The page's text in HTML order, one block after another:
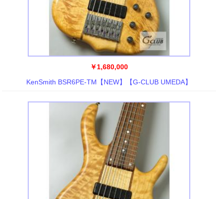
￥1,680,000
KenSmith BSR6PE-TM【NEW】【G-CLUB UMEDA】